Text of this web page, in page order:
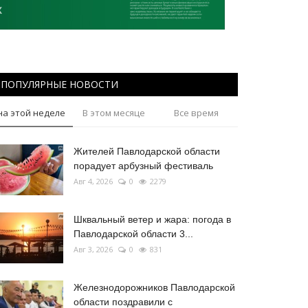
ПОПУЛЯРНЫЕ НОВОСТИ
этой неделе В этом месяце Все время
Жителей Павлодарской области
порадует арбузный фестиваль
Авг 4, 2026 0 2279
Шквальный ветер и жара: погода в
Павлодарской области 3...
Авг 3, 2026 0 831
Железнодорожников Павлодарской
области поздравили с